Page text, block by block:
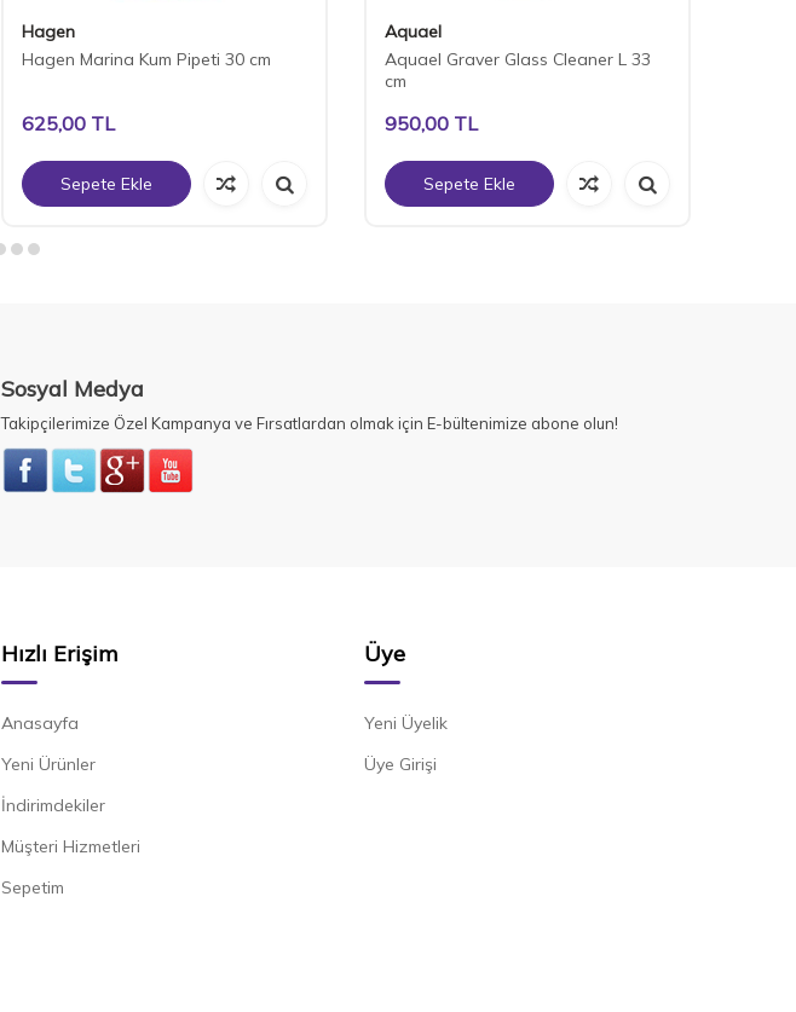
Hagen
Hagen Marina Kum Pipeti 30 cm
625,00 TL
Sepete Ekle
Aquael
Aquael Graver Glass Cleaner L 33
cm
950,00 TL
Sepete Ekle
Sosyal Medya
Takipçilerimize Özel Kampanya ve Fırsatlardan olmak için E-bültenimize abone olun!
Hızlı Erişim
Anasayfa
Yeni Ürünler
İndirimdekiler
Müşteri Hizmetleri
Sepetim
Üye
Yeni Üyelik
Üye Girişi